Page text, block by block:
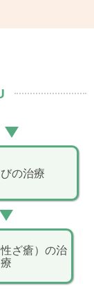
の治療
ざ瘡）の治
療